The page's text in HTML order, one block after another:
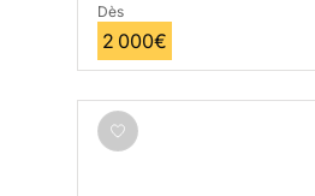
Dès
2 000€